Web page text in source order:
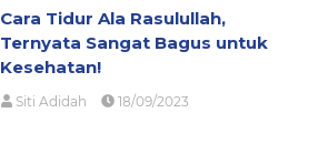
Cara Tidur Ala Rasulullah,
Ternyata Sangat Bagus untuk
Kesehatan!
Siti Adidah 18/09/2023